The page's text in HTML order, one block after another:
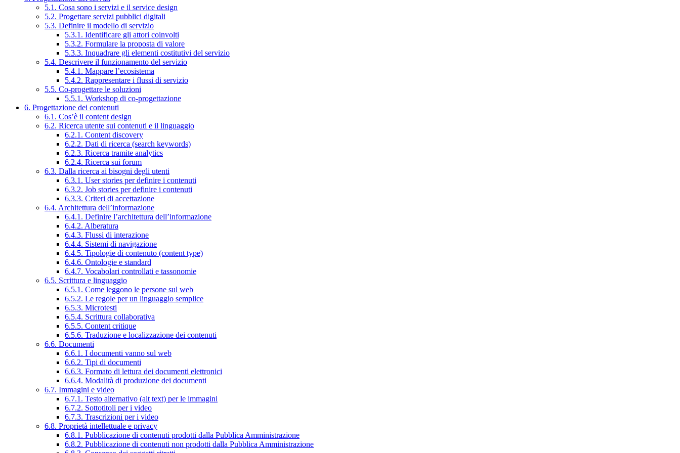
5.1. Cosa sono i servizi e il service design
5.2. Progettare servizi pubblici digitali
5.3. Definire il modello di servizio
5.3.1. Identificare gli attori coinvolti
5.3.2. Formulare la proposta di valore
5.3.3. Inquadrare gli elementi costitutivi del servizio
5.4. Descrivere il funzionamento del servizio
5.4.1. Mappare l’ecosistema
5.4.2. Rappresentare i flussi di servizio
5.5. Co-progettare le soluzioni
5.5.1. Workshop di co-progettazione
6. Progettazione dei contenuti
6.1. Cos’è il content design
6.2. Ricerca utente sui contenuti e il linguaggio
6.2.1. Content discovery
6.2.2. Dati di ricerca (search keywords)
6.2.3. Ricerca tramite analytics
6.2.4. Ricerca sui forum
6.3. Dalla ricerca ai bisogni degli utenti
6.3.1. User stories per definire i contenuti
6.3.2. Job stories per definire i contenuti
6.3.3. Criteri di accettazione
6.4. Architettura dell’informazione
6.4.1. Definire l’architettura dell’informazione
6.4.2. Alberatura
6.4.3. Flussi di interazione
6.4.4. Sistemi di navigazione
6.4.5. Tipologie di contenuto (content type)
6.4.6. Ontologie e standard
6.4.7. Vocabolari controllati e tassonomie
6.5. Scrittura e linguaggio
6.5.1. Come leggono le persone sul web
6.5.2. Le regole per un linguaggio semplice
6.5.3. Microtesti
6.5.4. Scrittura collaborativa
6.5.5. Content critique
6.5.6. Traduzione e localizzazione dei contenuti
6.6. Documenti
6.6.1. I documenti vanno sul web
6.6.2. Tipi di documenti
6.6.3. Formato di lettura dei documenti elettronici
6.6.4. Modalità di produzione dei documenti
6.7. Immagini e video
6.7.1. Testo alternativo (alt text) per le immagini
6.7.2. Sottotitoli per i video
6.7.3. Trascrizioni per i video
6.8. Proprietà intellettuale e privacy
6.8.1. Pubblicazione di contenuti prodotti dalla Pubblica Amministrazione
6.8.2. Pubblicazione di contenuti non prodotti dalla Pubblica Amministrazione